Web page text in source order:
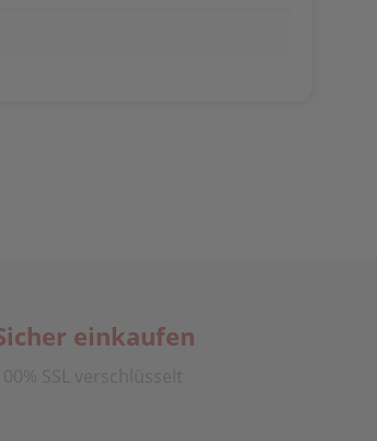
einkaufen
100% SSL verschlüsselt